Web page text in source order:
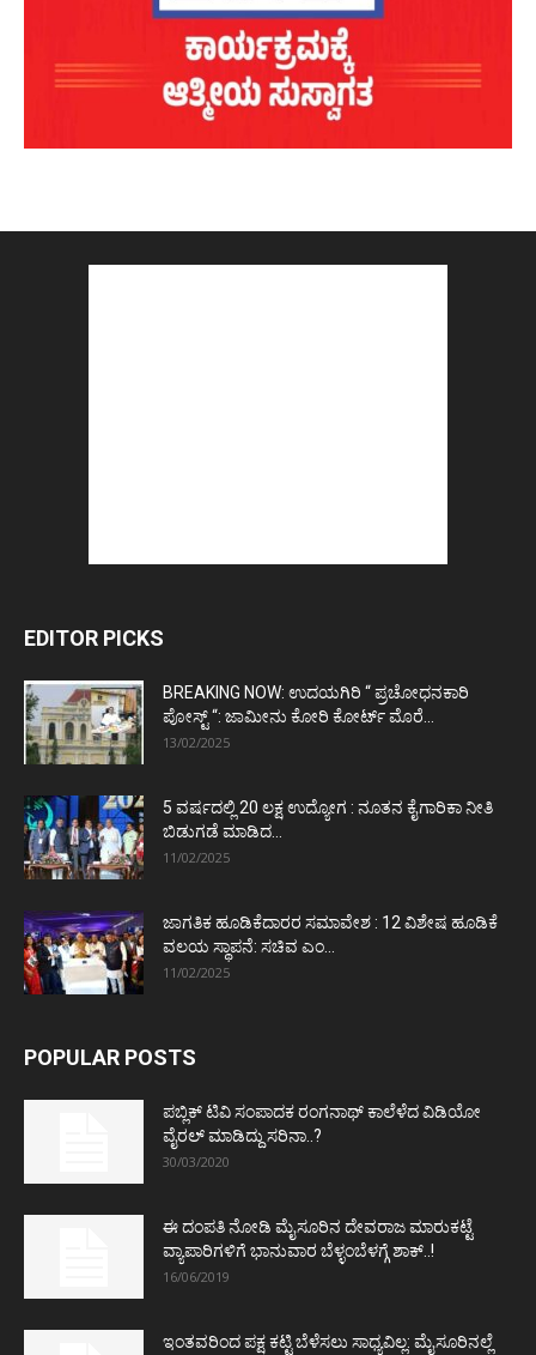
EDITOR PICKS
BREAKING NOW: ಉದಯಗಿರಿ “ ಪ್ರಚೋಧನಕಾರಿ
ಪೋಸ್ಟ್‌ “: ಜಾಮೀನು ಕೋರಿ ಕೋರ್ಟ್‌ ಮೊರೆ...
13/02/2025
5 ವರ್ಷದಲ್ಲಿ 20 ಲಕ್ಷ ಉದ್ಯೋಗ : ನೂತನ ಕೈಗಾರಿಕಾ ನೀತಿ
ಬಿಡುಗಡೆ ಮಾಡಿದ...
11/02/2025
ಜಾಗತಿಕ ಹೂಡಿಕೆದಾರರ ಸಮಾವೇಶ : 12 ವಿಶೇಷ ಹೂಡಿಕೆ
ವಲಯ ಸ್ಥಾಪನೆ: ಸಚಿವ ಎಂ...
11/02/2025
POPULAR POSTS
ಪಬ್ಲಿಕ್ ಟಿವಿ ಸಂಪಾದಕ ರಂಗನಾಥ್ ಕಾಲೆಳೆದ ವಿಡಿಯೋ
ವೈರಲ್ ಮಾಡಿದ್ದು ಸರಿನಾ..?
30/03/2020
ಈ ದಂಪತಿ ನೋಡಿ ಮೈಸೂರಿನ ದೇವರಾಜ ಮಾರುಕಟ್ಟೆ
ವ್ಯಾಪಾರಿಗಳಿಗೆ ಭಾನುವಾರ ಬೆಳ್ಳಂಬೆಳಗ್ಗೆ ಶಾಕ್..!
16/06/2019
ಇಂತವರಿಂದ ಪಕ್ಷ ಕಟ್ಟಿ ಬೆಳೆಸಲು ಸಾಧ್ಯವಿಲ್ಲ: ಮೈಸೂರಿನಲ್ಲೆ